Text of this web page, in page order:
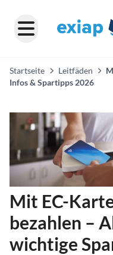
Startseite Leitfäden
Infos & Spartipps 2026
Mit EC-
bezahlen –
wichtige